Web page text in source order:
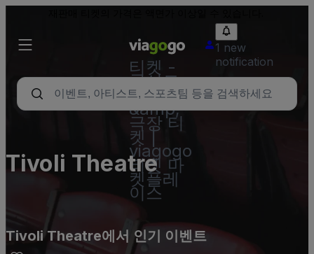
티켓 -
콘서트,
스포츠
&amp;
극장 티
켓 |
viagogo
티켓 마
켓플레
이스
1 new
notification
Tivoli Theatre
Tivoli Theatre에서 인기 이벤트